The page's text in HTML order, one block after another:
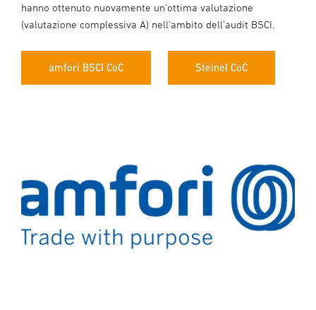
hanno ottenuto nuovamente un'ottima valutazione
(valutazione complessiva A) nell'ambito dell'audit BSCI.
amfori BSCI CoC Steinel CoC